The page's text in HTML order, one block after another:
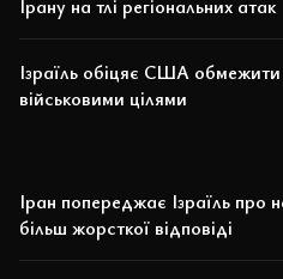
Ірану на тлі регіональних атак
Ізраїль обіцяє США
військовими цілями
Іран попереджає Ізраїль про
більш жорсткої відповіді